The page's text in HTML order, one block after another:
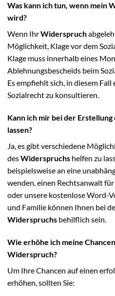
Was kann ich tun, wenn mein
wird?
Wenn IhrWiderspruch
Möglichkeit, Klage vor dem
Klage muss innerhalb eines
Ablehnungsbescheids beim
Es empfiehlt sich, in diesem
Sozialrecht zu konsultieren.
Kann ich mir bei der
lassen?
Ja, es gibt verschiedene
desWiderspruchs helfen zu
beispielsweise an eine
wenden, einen Rechtsanwalt
oder unsere kostenlose Word-
und Familie können Ihnen bei
Widerspruchs behilflich sein.
Wie erhöhe ich meine
Widerspruch?
Um Ihre Chancen auf einen
erhöhen, sollten Sie: